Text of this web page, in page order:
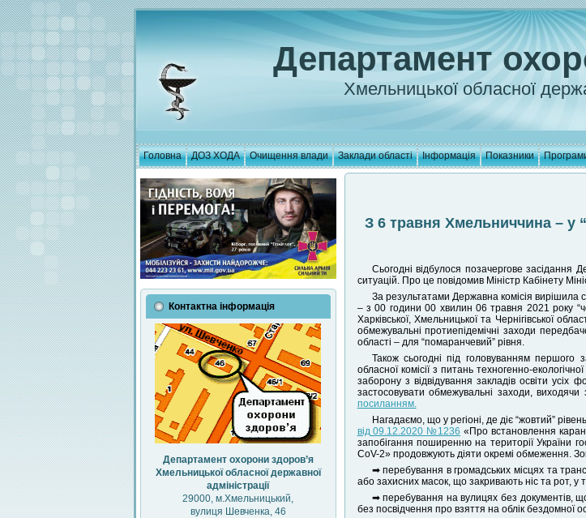
Департамент
Хмельницької обласної
Головна ДОЗ ХОДА Очищення влади Заклади області Інформація Показники
Контактна інформація
Департамент охорони здоров’я
Хмельницької обласної державної
адміністрації
29000, м.Хмельницький,
вулиця Шевченка, 46
З 6 травня Хмельниччина – у
Сьогодні відбулося позачергове засідання
ситуацій. Про це повідомив Міністр Кабінету
За результатами Державна комісія вирішила
– з 00 години 00 хвилин 06 травня 2021 року
Харківської, Хмельницької та Чернігівської
обмежувальні протиепідемічні заходи
області – для “помаранчевий” рівня.
Також сьогодні під головуванням першого
обласної комісії з питань техногенно-
заборону з відвідування закладів освіти
застосовувати обмежувальні заходи,
посиланням.
Нагадаємо, що у регіоні, де діє “жовтий”
від 09.12.2020 №1236 «Про встановлення
запобігання поширенню на території України
CoV-2» продовжують діяти окремі обмеження.
➡ перебування в громадських місцях та
або захисних масок, що закривають ніс та рот, у
➡ перебування на вулицях без документів,
без посвідчення про взяття на облік бездомної